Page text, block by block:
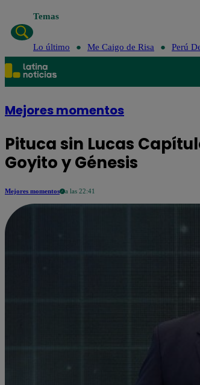
Temas
Lo último Me Caigo de Risa Perú
Mejores momentos
Pituca sin Lucas
Goyito y Génesis
Mejores momentos a las 22:41